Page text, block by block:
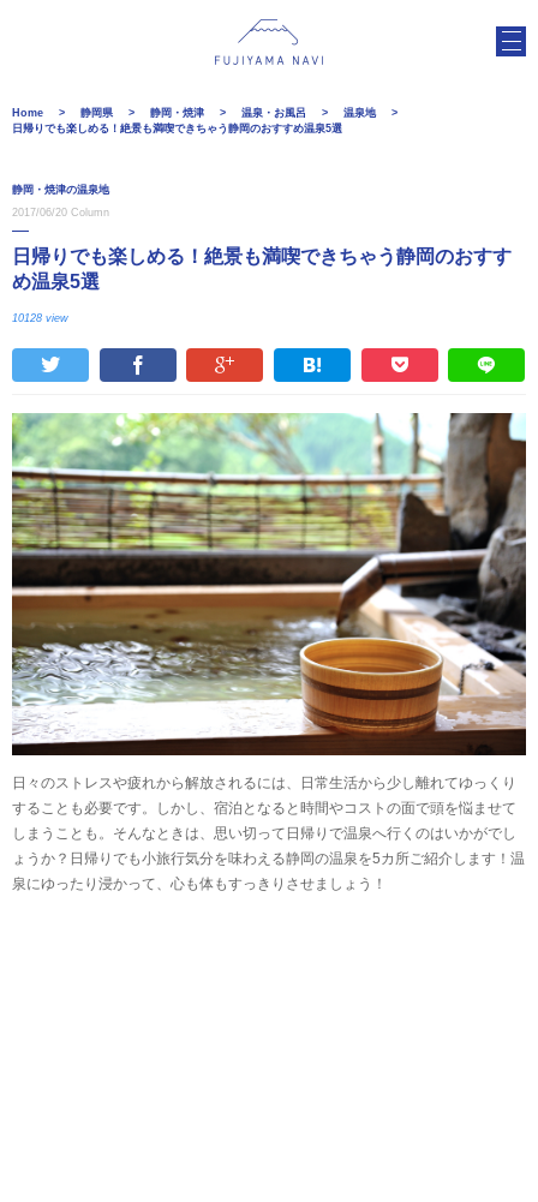
Home 静岡県 静岡・焼津 温泉・お風呂
温泉地
日帰りでも楽しめる！絶景も満喫できちゃう静岡のおすすめ温泉5選
静岡・焼津の温泉地
2017/06/20 Column
日帰りでも楽しめる！絶景も満喫できちゃう静岡のおすす
め温泉5選
10128 view
日々のストレスや疲れから解放されるには、日常生活から少し離れてゆっくり
することも必要です。しかし、宿泊となると時間やコストの面で頭を悩ませて
しまうことも。そんなときは、思い切って日帰りで温泉へ行くのはいかがでし
ょうか？日帰りでも小旅行気分を味わえる静岡の温泉を5カ所ご紹介します！温
泉にゆったり浸かって、心も体もすっきりさせましょう！